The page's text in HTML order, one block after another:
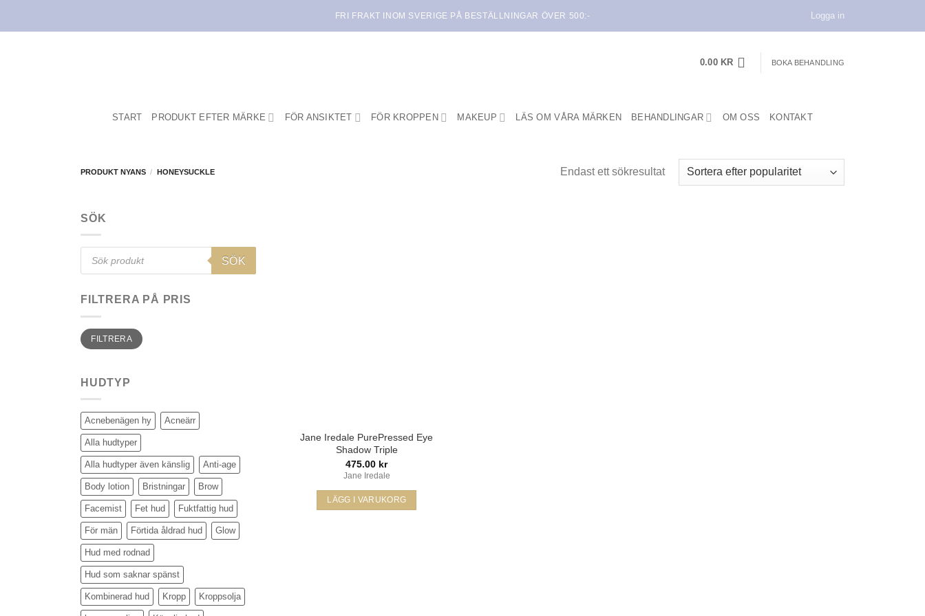
FRI FRAKT INOM SVERIGE PÅ BESTÄLLNINGAR ÖVER 500:- Logga in
0.00 KR BOKA BEHANDLING
START PRODUKT EFTER MÄRKE FÖR ANSIKTET FÖR KROPPEN MAKEUP LÄS OM VÅRA MÄRKEN BEHANDLINGAR OM OSS KONTAKT
PRODUKT NYANS / HONEYSUCKLE Endast ett sökresultat
SÖK
Products
search
SÖK
FILTRERA PÅ PRIS
Min
pris
Max
prisFILTRERA
HUDTYP
Acnebenägen hy Acneärr
Alla hudtyper
Alla hudtyper även känslig Anti-age
Body lotion Bristningar Brow
Facemist Fet hud Fuktfattig hud
För män Förtida åldrad hud Glow
Hud med rodnad
Hud som saknar spänst
Kombinerad hud Kropp Kroppsolja
Jane Iredale PurePressed Eye
Shadow Triple
475.00 kr
Jane Iredale
LÄGG I VARUKORG